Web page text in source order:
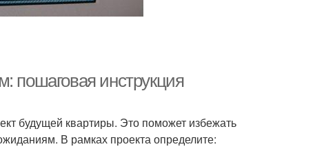
пошаговая инструкция
будущей квартиры. Это поможет избежать
В рамках проекта определите: